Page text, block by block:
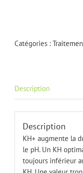
Catégories :
Description
Description
KH+ augmente la
le pH. Un KH
toujours inférieur